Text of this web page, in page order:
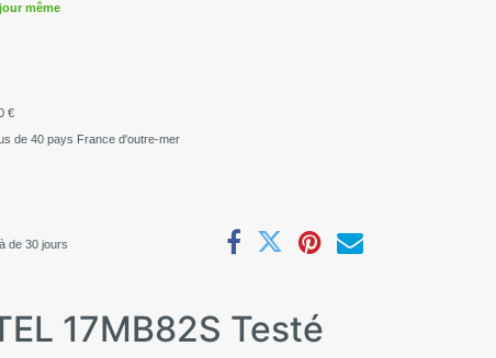
même
€
de 40 pays France d'outre-mer
de 30 jours
17MB82S Testé